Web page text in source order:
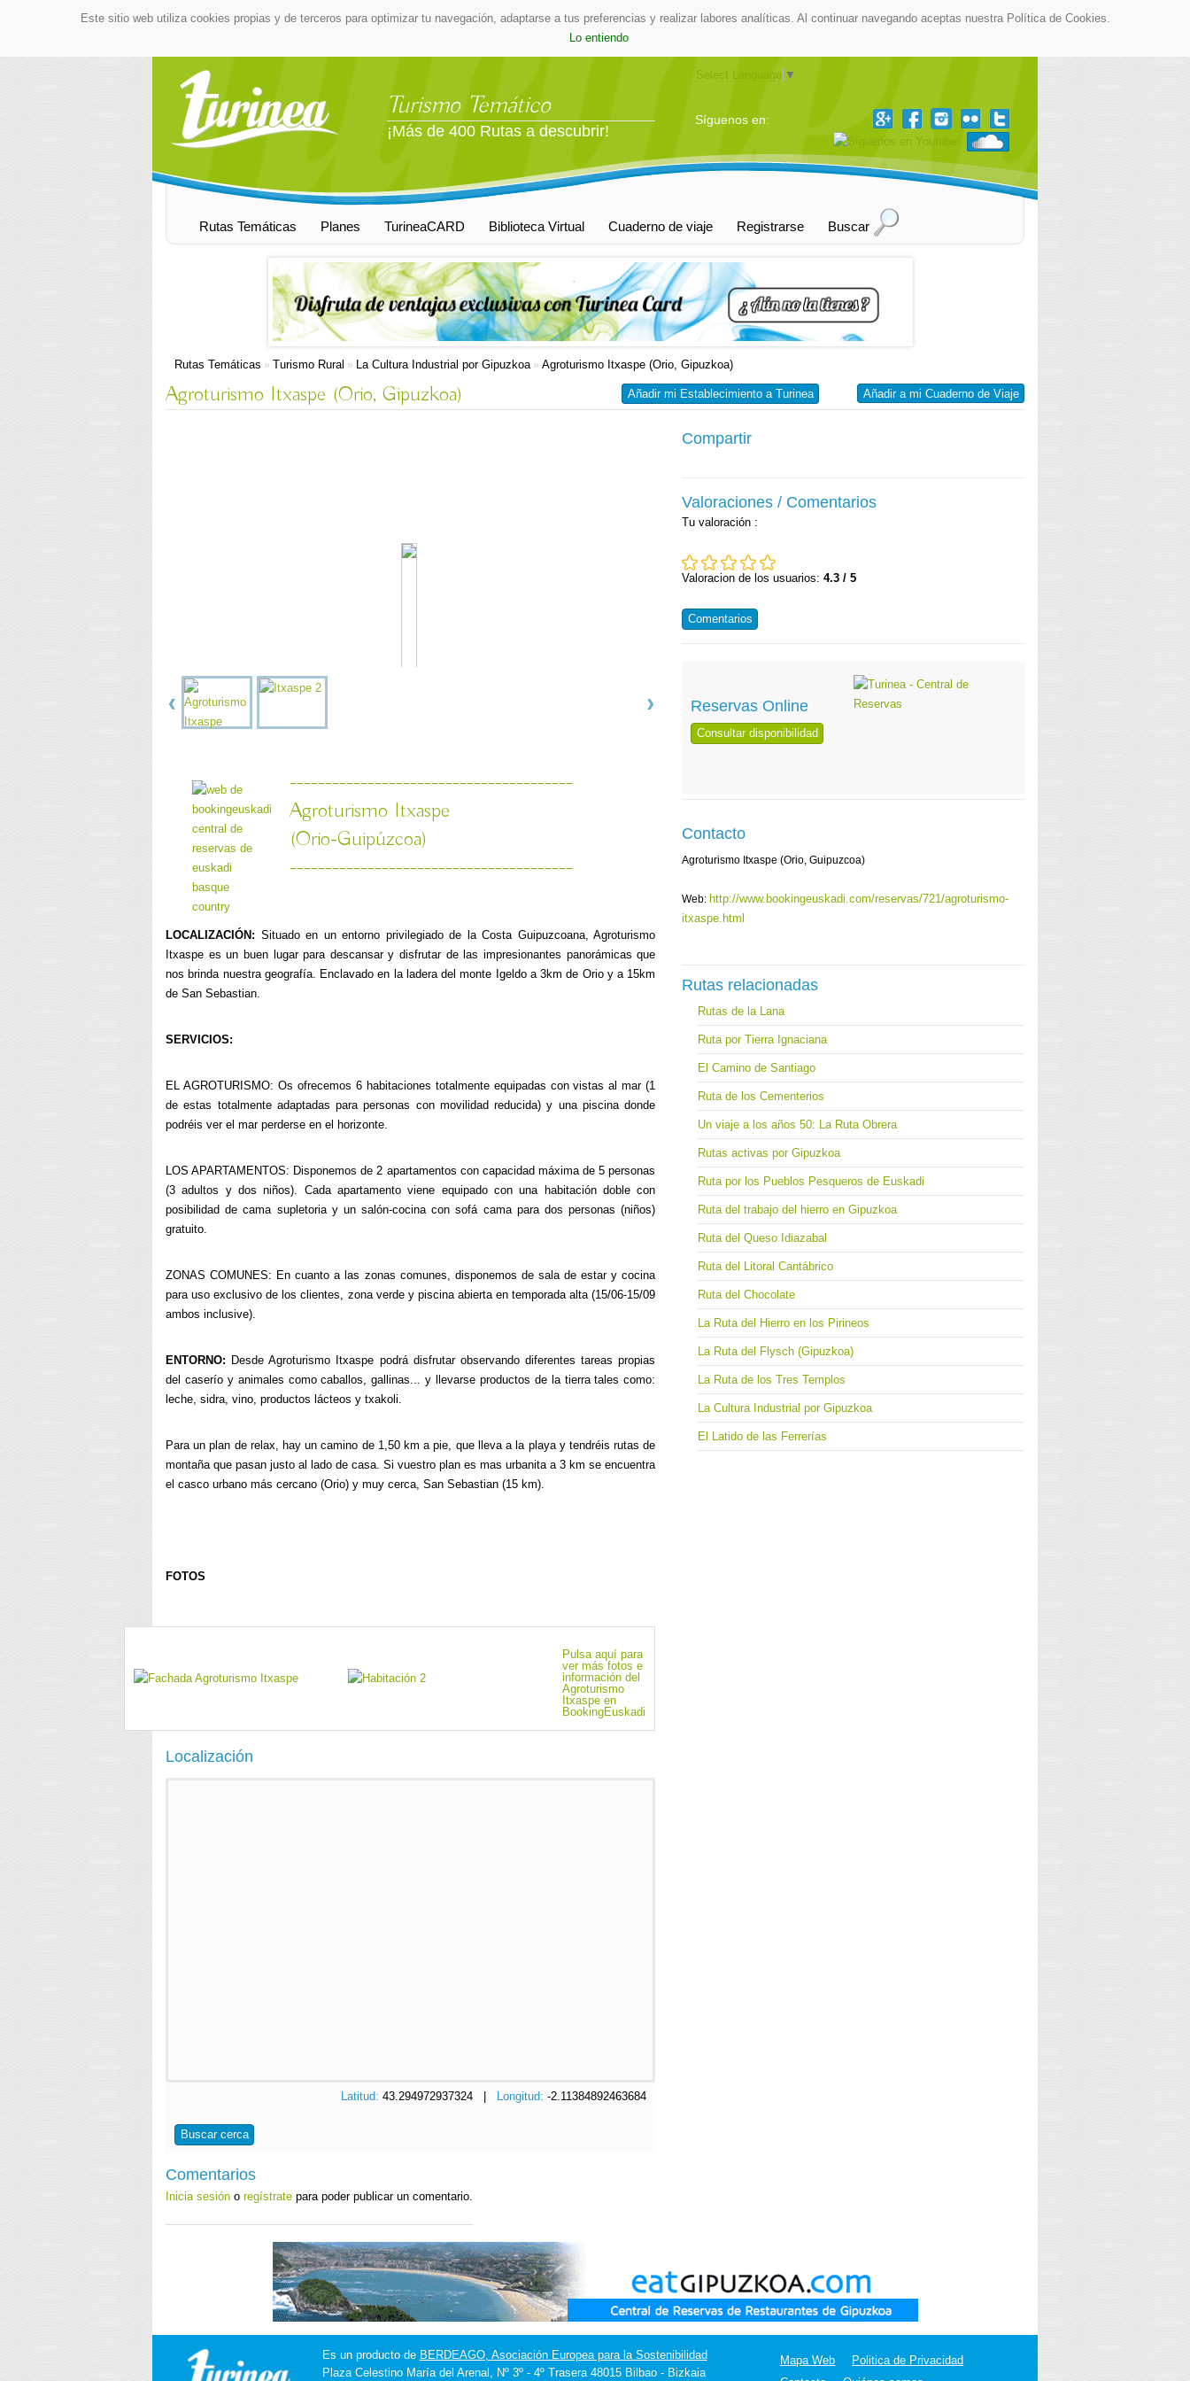
Este sitio web utiliza cookies propias y de terceros para optimizar tu navegación, adaptarse a tus preferencias y realizar labores analíticas. Al continuar navegando aceptas nuestra Política de Cookies.
Lo entiendo
Turismo Temático
¡Más de 400 Rutas a descubrir!
Select Language ▼
Síguenos en:
Rutas Temáticas Planes TurineaCARD Biblioteca Virtual Cuaderno de viaje Registrarse Buscar
Rutas Temáticas » Turismo Rural » La Cultura Industrial por Gipuzkoa» Agroturismo Itxaspe (Orio, Gipuzkoa)
Añadir a mi Cuaderno de Viaje
Añadir mi Establecimiento a Turinea
Agroturismo Itxaspe (Orio, Gipuzkoa)
----------------------------------------
Agroturismo Itxaspe
(Orio-Guipúzcoa)
----------------------------------------
LOCALIZACIÓN: Situado en un entorno privilegiado de la Costa Guipuzcoana, Agroturismo
Itxaspe es un buen lugar para descansar y disfrutar de las impresionantes panorámicas que
nos brinda nuestra geografía. Enclavado en la ladera del monte Igeldo a 3km de Orio y a 15km
de San Sebastian.
SERVICIOS:
EL AGROTURISMO: Os ofrecemos 6 habitaciones totalmente equipadas con vistas al mar (1
de estas totalmente adaptadas para personas con movilidad reducida) y una piscina donde
podréis ver el mar perderse en el horizonte.
LOS APARTAMENTOS: Disponemos de 2 apartamentos con capacidad máxima de 5 personas
(3 adultos y dos niños). Cada apartamento viene equipado con una habitación doble con
posibilidad de cama supletoria y un salón-cocina con sofá cama para dos personas (niños)
gratuito.
ZONAS COMUNES: En cuanto a las zonas comunes, disponemos de sala de estar y cocina
para uso exclusivo de los clientes, zona verde y piscina abierta en temporada alta (15/06-15/09
ambos inclusive).
ENTORNO: Desde Agroturismo Itxaspe podrá disfrutar observando diferentes tareas propias
del caserío y animales como caballos, gallinas... y llevarse productos de la tierra tales como:
leche, sidra, vino, productos lácteos y txakoli.
Para un plan de relax, hay un camino de 1,50 km a pie, que lleva a la playa y tendréis rutas de
montaña que pasan justo al lado de casa. Si vuestro plan es mas urbanita a 3 km se encuentra
el casco urbano más cercano (Orio) y muy cerca, San Sebastian (15 km).
FOTOS
Pulsa aquí para
ver más fotos e
información del
Agroturismo
Itxaspe en
BookingEuskadi
Localización
Latitud:43.294972937324 | Longitud:-2.11384892463684
Buscar cerca
Comentarios
Inicia sesión o regístrate para poder publicar un comentario.
Compartir
Valoraciones / Comentarios
Tu valoración :
Valoracion de los usuarios:4.3 / 5
Comentarios
Reservas Online
Consultar disponibilidad
Contacto
Agroturismo Itxaspe (Orio, Guipuzcoa)
Web: http://www.bookingeuskadi.com/reservas/721/agroturismo-
itxaspe.html
Rutas relacionadas
Rutas de la Lana
Ruta por Tierra Ignaciana
El Camino de Santiago
Ruta de los Cementerios
Un viaje a los años 50: La Ruta Obrera
Rutas activas por Gipuzkoa
Ruta por los Pueblos Pesqueros de Euskadi
Ruta del trabajo del hierro en Gipuzkoa
Ruta del Queso Idiazabal
Ruta del Litoral Cantábrico
Ruta del Chocolate
La Ruta del Hierro en los Pirineos
La Ruta del Flysch (Gipuzkoa)
La Ruta de los Tres Templos
La Cultura Industrial por Gipuzkoa
El Latido de las Ferrerías
Es un producto de BERDEAGO, Asociación Europea para la Sostenibilidad
Plaza Celestino María del Arenal, Nº 3º - 4º Trasera 48015 Bilbao - Bizkaia
Mapa Web
Politica de Privacidad